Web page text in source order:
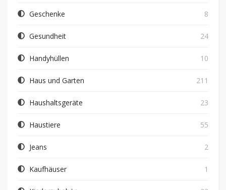
Geschenke 8
Gesundheit 24
Handyhüllen 10
Haus und Garten 211
Haushaltsgeräte 23
Haustiere 55
Jeans 2
Kaufhäuser 1